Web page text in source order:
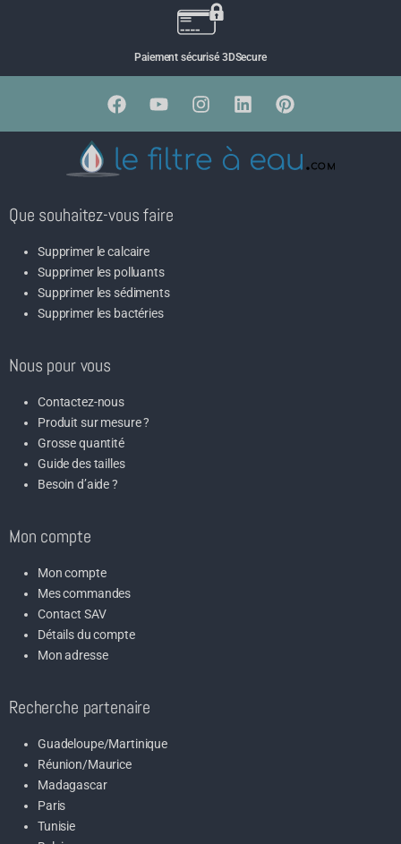
Paiement sécurisé 3DSecure
Que souhaitez-vous faire
Supprimer le calcaire
Supprimer les polluants
Supprimer les sédiments
Supprimer les bactéries
Nous pour vous
Contactez-nous
Produit sur mesure ?
Grosse quantité
Guide des tailles
Besoin d’aide ?
Mon compte
Mon compte
Mes commandes
Contact SAV
Détails du compte
Mon adresse
Recherche partenaire
Guadeloupe/Martinique
Réunion/Maurice
Madagascar
Paris
Tunisie